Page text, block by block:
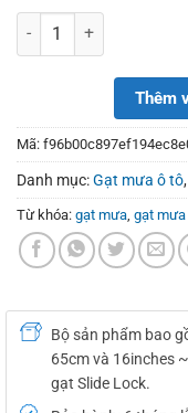
Số lượng
Thêm
Mã:
Danh mục:Gạt mưa ô tô,
Từ khóa: gạt mưa gạt mưa
Bộ sản phẩm bao
65cm và 16inches
gạt Slide Lock.